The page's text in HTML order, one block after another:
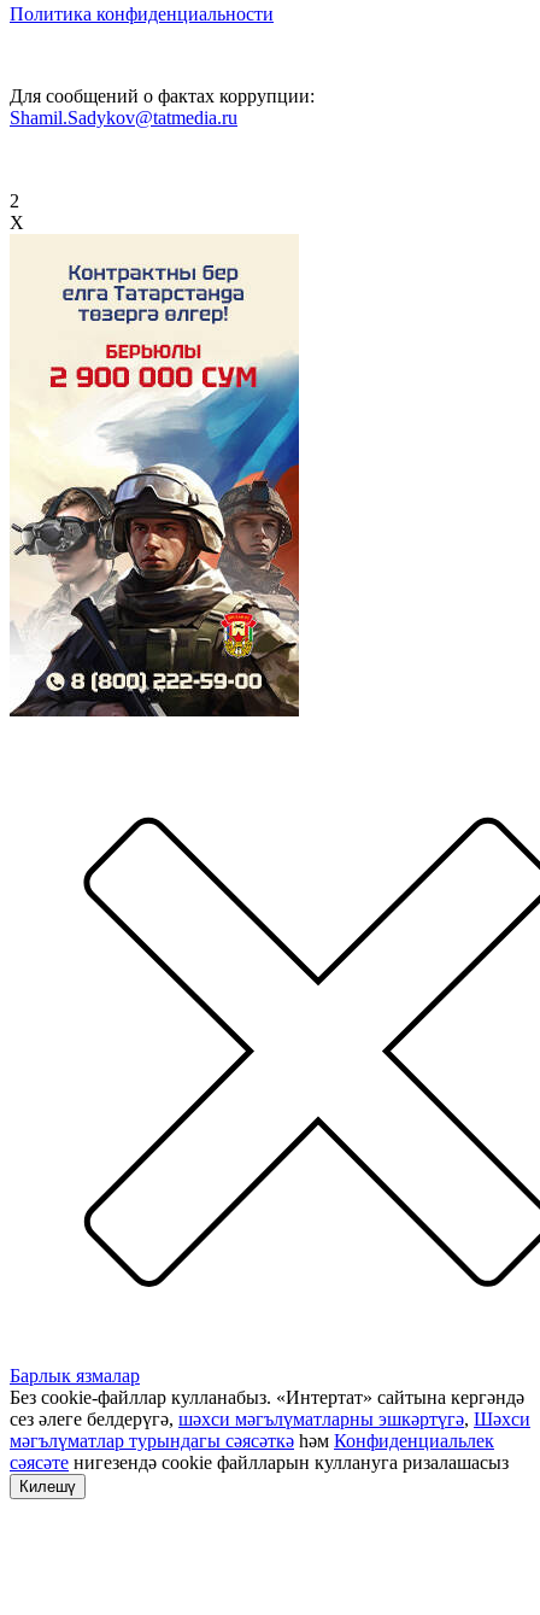
Политика конфиденциальности
Для сообщений о фактах коррупции:
Shamil.Sadykov@tatmedia.ru
2
X
Барлык язмалар
Без cookie-файллар кулланабыз. «Интертат» сайтына кергәндә
сез әлеге белдерүгә, шәхси мәгълүматларны эшкәртүгә, Шәхси
мәгълүматлар турындагы сәясәткә һәм Конфиденциальлек
сәясәте нигезендә cookie файлларын куллануга ризалашасыз
Килешү